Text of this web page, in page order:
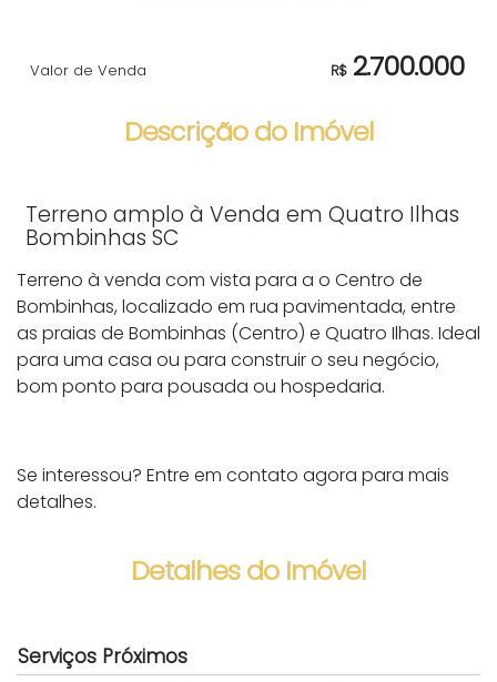
R$2.700.000
Valor de Venda
Descrição do Imóvel
Terreno amplo à Venda em Quatro Ilhas
Bombinhas SC
Terreno à venda com vista para a o Centro de
Bombinhas, localizado em rua pavimentada, entre
as praias de Bombinhas (Centro) e Quatro Ilhas. Ideal
para uma casa ou para construir o seu negócio,
bom ponto para pousada ou hospedaria.
Se interessou? Entre em contato agora para mais
detalhes.
Detalhes do Imóvel
Serviços Próximos